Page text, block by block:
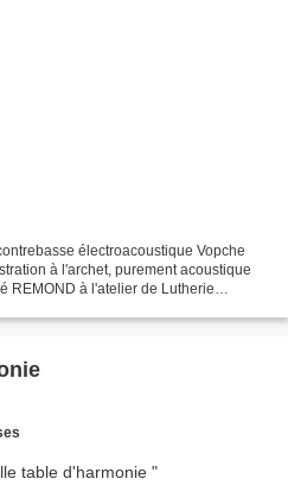
électroacoustique Vopche
à l'archet, purement acoustique
REMOND à l'atelier de Lutherie